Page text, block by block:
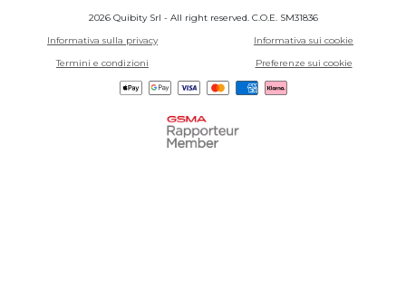
2026 Quibity Srl - All right reserved. C.O.E. SM31836
Informativa sulla privacy
Informativa sui cookie
Termini e condizioni
Preferenze sui cookie